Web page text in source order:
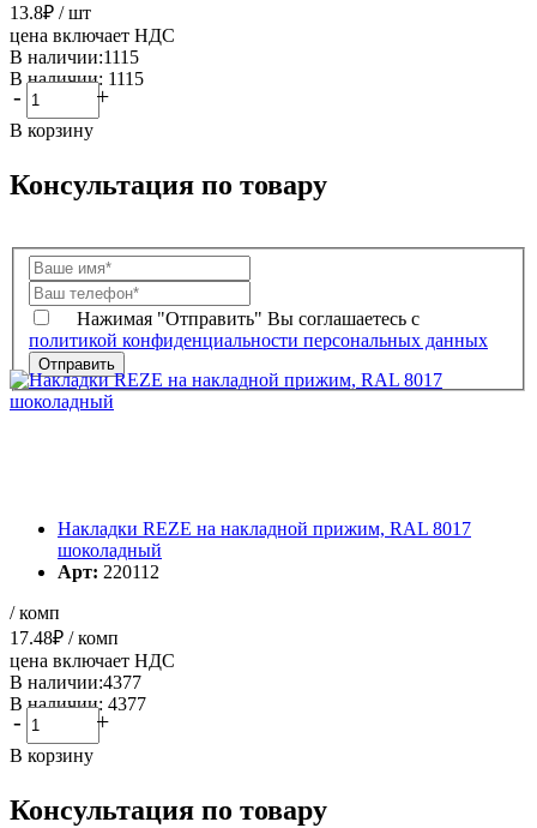
13.8₽ / шт
цена включает НДС
В наличии:1115
В наличии: 1115
- +
В корзину
Консультация по товару
Нажимая "Отправить" Вы соглашаетесь с
политикой конфиденциальности персональных данных
Накладки REZE на накладной прижим, RAL 8017
шоколадный
Арт: 220112
/ комп
17.48₽ / комп
цена включает НДС
В наличии:4377
В наличии: 4377
- +
В корзину
Консультация по товару